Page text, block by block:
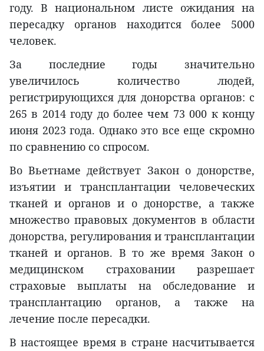
году. В национальном листе ожидания на
пересадку органов находится более 5000
человек.
За последние годы значительно
увеличилось количество людей,
регистрирующихся для донорства органов: с
265 в 2014 году до более чем 73 000 к концу
июня 2023 года. Однако это все еще скромно
по сравнению со спросом.
Во Вьетнаме действует Закон о донорстве,
изъятии и трансплантации человеческих
тканей и органов и о донорстве, а также
множество правовых документов в области
донорства, регулирования и трансплантации
тканей и органов. В то же время Закон о
медицинском страховании разрешает
страховые выплаты на обследование и
трансплантацию органов, а также на
лечение после пересадки.
В настоящее время в стране насчитывается